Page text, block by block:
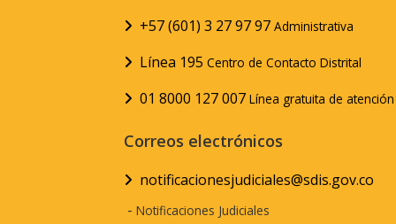
+57 (601) 3 27 97 97 Administrativa
Línea 195 Centro de Contacto Distrital
01 8000 127 007 Línea gratuita de
Correos electrónicos
notificacionesjudiciales@sdis.gov.co
- Notificaciones Judiciales